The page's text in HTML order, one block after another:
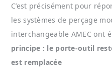
C’est précisément pour
les systèmes de perçage
interchangeable AMEC ont
principe : le porte-outil
est remplacée